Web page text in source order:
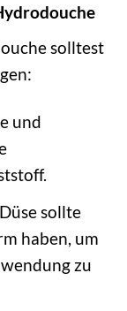
solltest
und
sollte
haben, um
zu